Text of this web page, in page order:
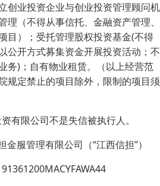
创业投资企业与创业投资管理顾问机
理（不得从事信托、金融资产管理、
目）；受托管理股权投资基金(不得
公开方式募集资金开展投资活动；不
务)；自有物业租赁。（以上经营范
规定禁止的项目除外，限制的项目须
有限公司不是失信被执行人。
服管理有限公司（“江西信担”）